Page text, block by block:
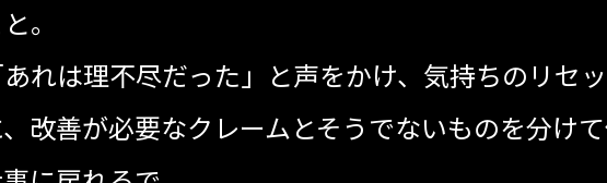
。
あれは理不尽だった」と声をかけ、気持ちのリセ
改善が必要なクレームとそうでないものを分け